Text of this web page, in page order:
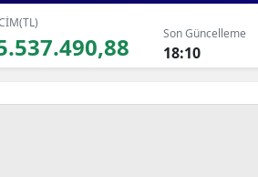
Son Güncelleme
18:10